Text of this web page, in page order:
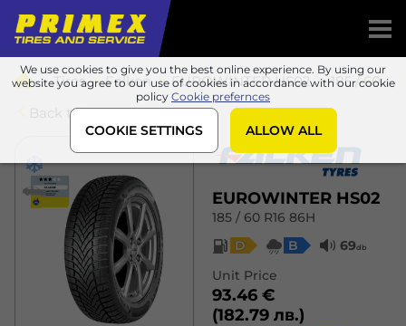
We use cookies to give you the best online experience. By using our
website you agree to our use of cookies in accordance with our cookie
policy Cookie prefernces
COOKIE SETTINGS ALLOW ALL
Tires Falken EUROWINTER HS02
185 / 60 R16 86H
Back to list
EUROWINTER HS02
185 / 60 R16 86H
D
B 69db
Unit Price
93.46 €
(182.79 лв.)